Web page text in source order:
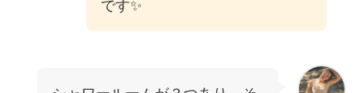
です✨